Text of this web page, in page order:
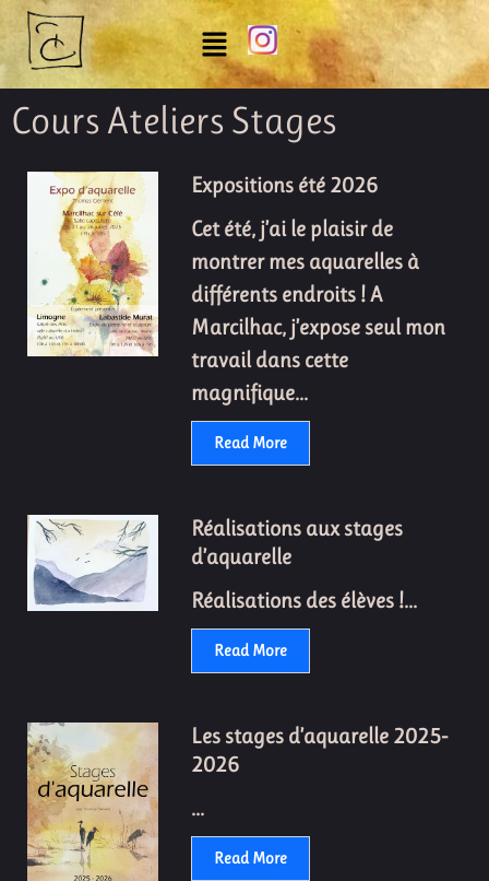
Cours Ateliers Stages
Expositions été 2026
Cet été, j’ai le plaisir de
montrer mes aquarelles à
différents endroits ! A
Marcilhac, j’expose seul mon
travail dans cette
magnifique...
Read More
Réalisations aux stages
d’aquarelle
Réalisations des élèves !...
Read More
Les stages d’aquarelle 2025-
2026
...
Read More